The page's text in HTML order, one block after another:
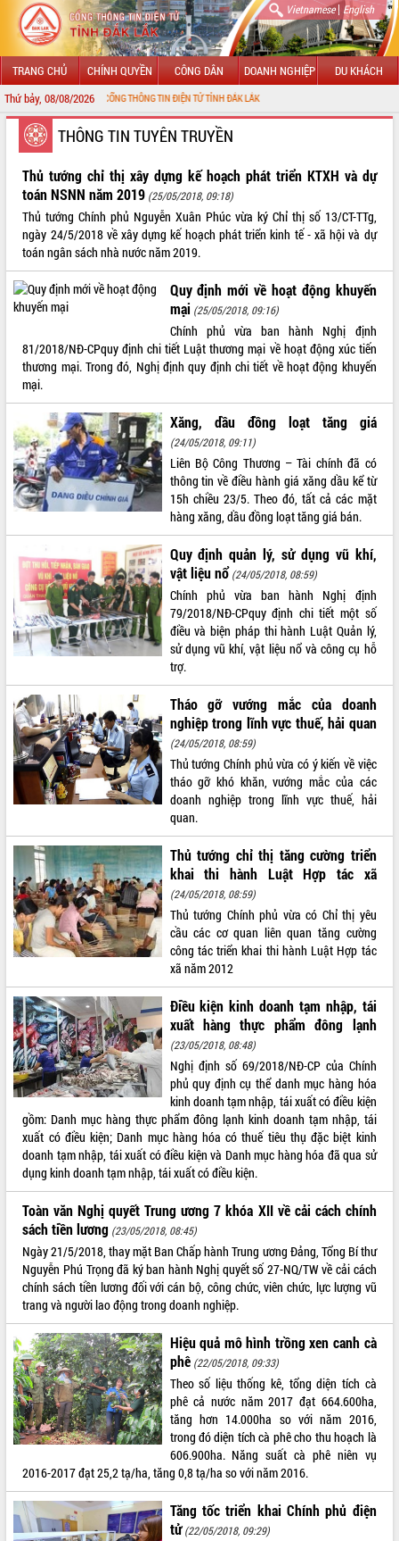
Vietnamese| English
TRANG CHỦ CHÍNH QUYỀN CÔNG DÂN DOANH NGHIỆP DU KHÁCH
Thứ bảy, 08/08/2026
ĐẾN VỚI CỔNG THÔNG TIN ĐIỆN TỬ TỈNH ĐẮK LẮK
GIỚI THIỆU
LÃNH ĐẠO UBND TỈNH
TIN TỨC SỰ KIỆN
SỞ, BAN, NGÀNH
UBND CÁC XÃ, PHƯỜNG
THÔNG TIN CHỈ ĐẠO ĐIỀU HÀNH
HỆ THỐNG VĂN BẢN
VĂN BẢN HĐND TỈNH
ĐIỂM TIN VĂN BẢN
QUY HOẠCH - KẾ HOẠCH
Không có file video nào để phát.
ALBUM ẢNH
LIÊN KẾT WEB
THỐNG KÊ TRUY CẬP
Hôm nay: 30491
Tất cả:
66075814
THÔNG TIN TUYÊN TRUYỀN
Thủ tướng chỉ thị xây dựng kế hoạch phát triển KTXH và dự
toán NSNN năm 2019 (25/05/2018, 09:18)
Thủ tướng Chính phủ Nguyễn Xuân Phúc vừa ký Chỉ thị số 13/CT-TTg,
ngày 24/5/2018 về xây dựng kế hoạch phát triển kinh tế - xã hội và dự
toán ngân sách nhà nước năm 2019.
Quy định mới về hoạt động khuyến
mại (25/05/2018, 09:16)
Chính phủ vừa ban hành Nghị định
81/2018/NĐ-CPquy định chi tiết Luật thương mại về hoạt động xúc tiến
thương mại. Trong đó, Nghị định quy định chi tiết về hoạt động khuyến
mại.
Xăng, dầu đồng loạt tăng giá
(24/05/2018, 09:11)
Liên Bộ Công Thương – Tài chính đã có
thông tin về điều hành giá xăng dầu kể từ
15h chiều 23/5. Theo đó, tất cả các mặt
hàng xăng, dầu đồng loạt tăng giá bán.
Quy định quản lý, sử dụng vũ khí,
vật liệu nổ (24/05/2018, 08:59)
Chính phủ vừa ban hành Nghị định
79/2018/NĐ-CPquy định chi tiết một số
điều và biện pháp thi hành Luật Quản lý,
sử dụng vũ khí, vật liệu nổ và công cụ hỗ
trợ.
Tháo gỡ vướng mắc của doanh
nghiệp trong lĩnh vực thuế, hải quan
(24/05/2018, 08:59)
Thủ tướng Chính phủ vừa có ý kiến về việc
tháo gỡ khó khăn, vướng mắc của các
doanh nghiệp trong lĩnh vực thuế, hải
quan.
Thủ tướng chỉ thị tăng cường triển
khai thi hành Luật Hợp tác xã
(24/05/2018, 08:59)
Thủ tướng Chính phủ vừa có Chỉ thị yêu
cầu các cơ quan liên quan tăng cường
công tác triển khai thi hành Luật Hợp tác
xã năm 2012
Điều kiện kinh doanh tạm nhập, tái
xuất hàng thực phẩm đông lạnh
(23/05/2018, 08:48)
Nghị định số 69/2018/NĐ-CP của Chính
phủ quy định cụ thể danh mục hàng hóa
kinh doanh tạm nhập, tái xuất có điều kiện
gồm: Danh mục hàng thực phẩm đông lạnh kinh doanh tạm nhập, tái
xuất có điều kiện; Danh mục hàng hóa có thuế tiêu thụ đặc biệt kinh
doanh tạm nhập, tái xuất có điều kiện và Danh mục hàng hóa đã qua sử
dụng kinh doanh tạm nhập, tái xuất có điều kiện.
Toàn văn Nghị quyết Trung ương 7 khóa XII về cải cách chính
sách tiền lương (23/05/2018, 08:45)
Ngày 21/5/2018, thay mặt Ban Chấp hành Trung ương Đảng, Tổng Bí thư
Nguyễn Phú Trọng đã ký ban hành Nghị quyết số 27-NQ/TW về cải cách
chính sách tiền lương đối với cán bộ, công chức, viên chức, lực lượng vũ
trang và người lao động trong doanh nghiệp.
Hiệu quả mô hình trồng xen canh cà
phê (22/05/2018, 09:33)
Theo số liệu thống kê, tổng diện tích cà
phê cả nước năm 2017 đạt 664.600ha,
tăng hơn 14.000ha so với năm 2016,
trong đó diện tích cà phê cho thu hoạch là
606.900ha. Năng suất cà phê niên vụ
2016-2017 đạt 25,2 tạ/ha, tăng 0,8 tạ/ha so với năm 2016.
Tăng tốc triển khai Chính phủ điện
tử (22/05/2018, 09:29)